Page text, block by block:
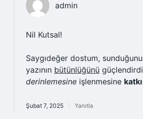
admin
Nil Kutsal!
Saygıdeğer dostum,
yazının bütünlüğünü
derinlemesine işlenmesine
Şubat 7, 2025 Yanıtla